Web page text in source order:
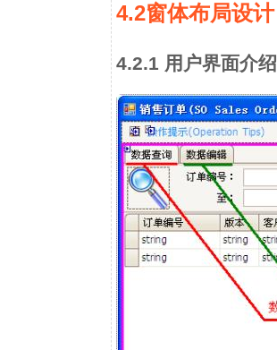
4.2窗体布局设计
4.2.1 用户界面介绍